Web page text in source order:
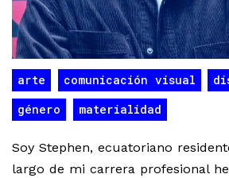
arte comunicación visual
género
materialidad
Soy Stephen, ecuatoriano
largo de mi carrera profesional